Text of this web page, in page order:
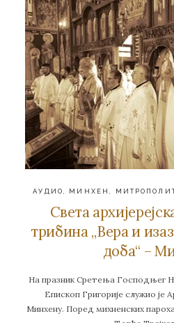
АУДИО МИНХЕН
Света
трибина „Вера и
доба“ –
На празник Сретења Господњег
Епископ Григорије служио је
Минхену. Поред михненских